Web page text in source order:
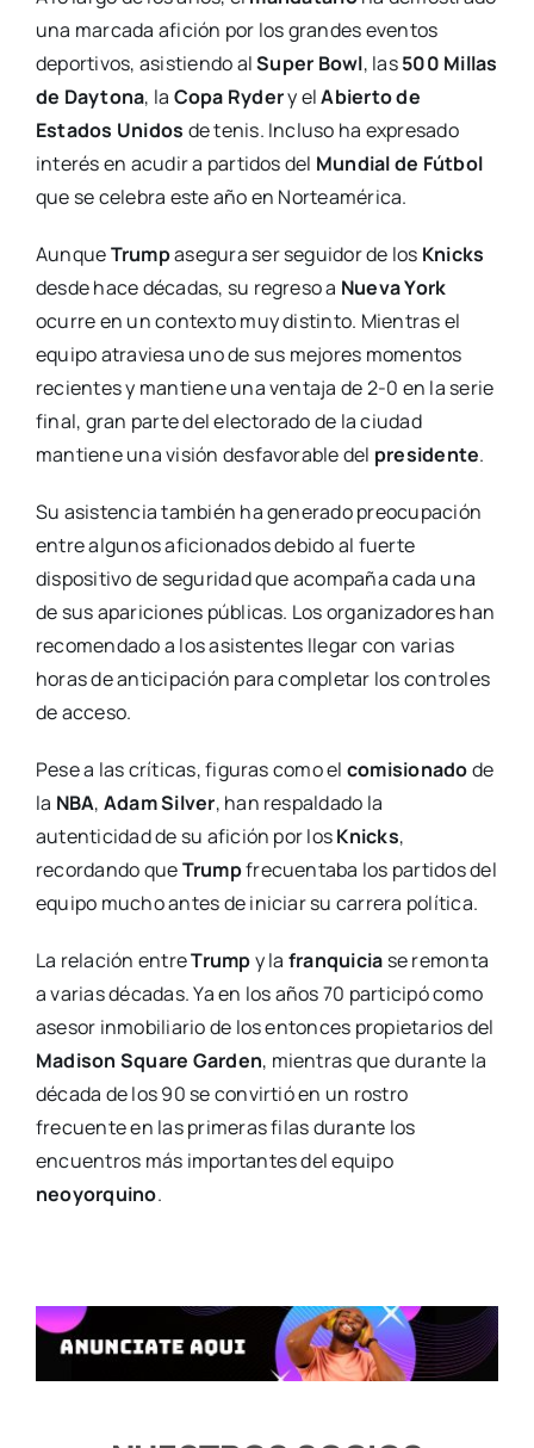
una marcada afición por los grandes eventos
deportivos, asistiendo alSuper Bowl, las500 Millas
de Daytona, la Copa Rydery elAbierto de
Estados Unidos de tenis. Incluso ha expresado
interés en acudir a partidos del Mundial de Fútbol
que se celebra este año en Norteamérica.
AunqueTrumpasegura ser seguidor de los Knicks
desde hace décadas, su regreso a Nueva York
ocurre en un contexto muy distinto. Mientras el
equipo atraviesa uno de sus mejores momentos
recientes y mantiene una ventaja de 2-0 en la serie
final, gran parte del electorado de la ciudad
mantiene una visión desfavorable del presidente.
Su asistencia también ha generado preocupación
entre algunos aficionados debido al fuerte
dispositivo de seguridad que acompaña cada una
de sus apariciones públicas. Los organizadores han
recomendado a los asistentes llegar con varias
horas de anticipación para completar los controles
de acceso.
Pese a las críticas, figuras como el comisionadode
la NBA, Adam Silver, han respaldado la
autenticidad de su afición por losKnicks,
recordando queTrumpfrecuentaba los partidos del
equipo mucho antes de iniciar su carrera política.
La relación entreTrumpy la franquicia se remonta
a varias décadas. Ya en los años 70 participó como
asesor inmobiliario de los entonces propietarios del
Madison Square Garden, mientras que durante la
década de los 90 se convirtió en un rostro
frecuente en las primeras filas durante los
encuentros más importantes del equipo
neoyorquino.